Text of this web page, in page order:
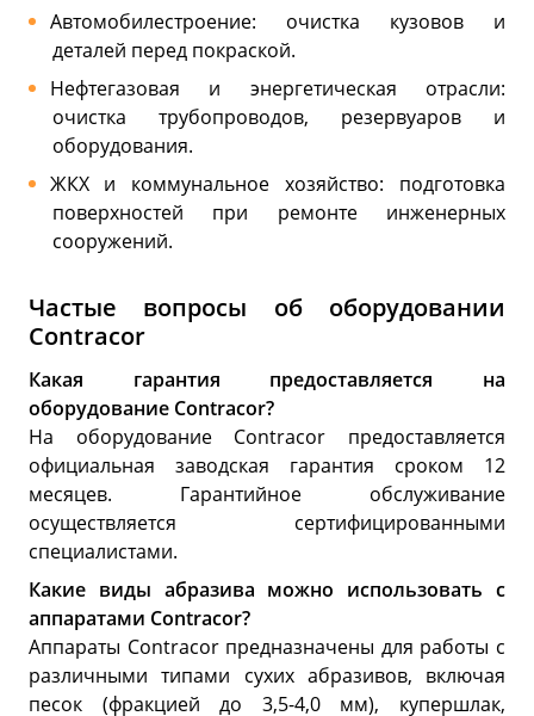
Автомобилестроение: очистка кузовов и
деталей перед покраской.
Нефтегазовая и энергетическая отрасли:
очистка трубопроводов, резервуаров и
оборудования.
ЖКХ и коммунальное хозяйство: подготовка
поверхностей при ремонте инженерных
сооружений.
Частые вопросы об оборудовании
Contracor
Какая гарантия предоставляется на
оборудование Contracor?
На оборудование Contracor предоставляется
официальная заводская гарантия сроком 12
месяцев. Гарантийное обслуживание
осуществляется сертифицированными
специалистами.
Какие виды абразива можно использовать с
аппаратами Contracor?
Аппараты Contracor предназначены для работы с
различными типами сухих абразивов, включая
песок (фракцией до 3,5-4,0 мм), купершлак,